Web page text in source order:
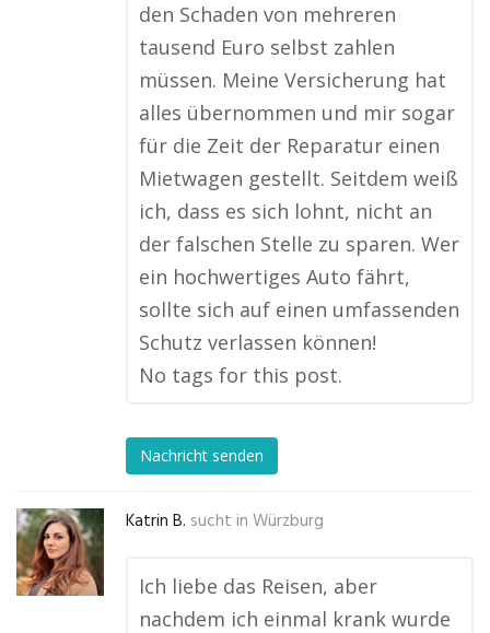
den Schaden von mehreren
tausend Euro selbst zahlen
müssen. Meine Versicherung hat
alles übernommen und mir sogar
für die Zeit der Reparatur einen
Mietwagen gestellt. Seitdem weiß
ich, dass es sich lohnt, nicht an
der falschen Stelle zu sparen. Wer
ein hochwertiges Auto fährt,
sollte sich auf einen umfassenden
Schutz verlassen können!
No tags for this post.
Nachricht senden
Katrin B. sucht in Würzburg
Ich liebe das Reisen, aber
nachdem ich einmal krank wurde